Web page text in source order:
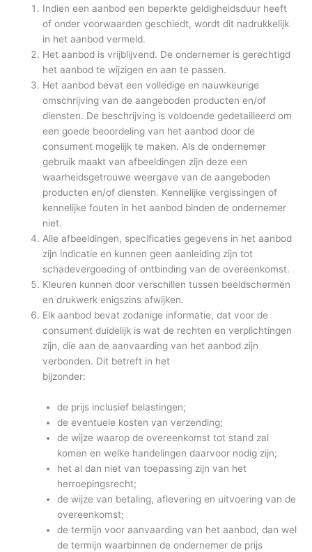
Indien een aanbod een beperkte geldigheidsduur heeft
of onder voorwaarden geschiedt, wordt dit nadrukkelijk
in het aanbod vermeld.
Het aanbod is vrijblijvend. De ondernemer is gerechtigd
het aanbod te wijzigen en aan te passen.
Het aanbod bevat een volledige en nauwkeurige
omschrijving van de aangeboden producten en/of
diensten. De beschrijving is voldoende gedetailleerd om
een goede beoordeling van het aanbod door de
consument mogelijk te maken. Als de ondernemer
gebruik maakt van afbeeldingen zijn deze een
waarheidsgetrouwe weergave van de aangeboden
producten en/of diensten. Kennelijke vergissingen of
kennelijke fouten in het aanbod binden de ondernemer
niet.
Alle afbeeldingen, specificaties gegevens in het aanbod
zijn indicatie en kunnen geen aanleiding zijn tot
schadevergoeding of ontbinding van de overeenkomst.
Kleuren kunnen door verschillen tussen beeldschermen
en drukwerk enigszins afwijken.
Elk aanbod bevat zodanige informatie, dat voor de
consument duidelijk is wat de rechten en verplichtingen
zijn, die aan de aanvaarding van het aanbod zijn
verbonden. Dit betreft in het
bijzonder:
de prijs inclusief belastingen;
de eventuele kosten van verzending;
de wijze waarop de overeenkomst tot stand zal
komen en welke handelingen daarvoor nodig zijn;
het al dan niet van toepassing zijn van het
herroepingsrecht;
de wijze van betaling, aflevering en uitvoering van de
overeenkomst;
de termijn voor aanvaarding van het aanbod, dan wel
de termijn waarbinnen de ondernemer de prijs